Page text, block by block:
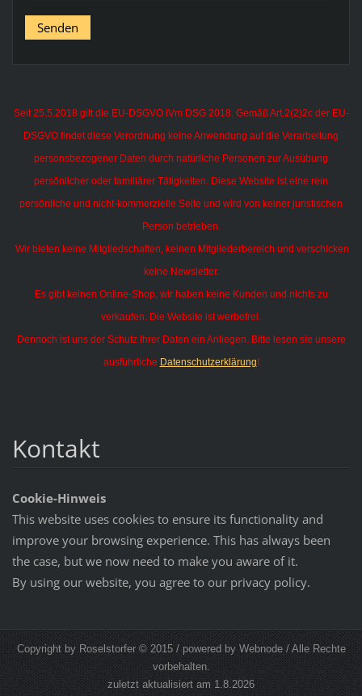
Seit 25.5.2018 gilt die EU-DSGVO iVm DSG 2018. Gemäß Art.2(2)2c der EU-
DSGVO findet diese Verordnung keine Anwendung auf die Verarbeitung
personsbezogener Daten durch natürliche Personen zur Ausübung
persönlicher oder familiärer Tätigkeiten. Diese Website ist eine rein
persönliche und nicht-kommerzielle Seite und wird von keiner juristischen
Person betrieben.
Wir bieten keine Mitgliedschaften, keinen Mitgliederbereich und verschicken
keine Newsletter.
Es gibt keinen Online-Shop, wir haben keine Kunden und nichts zu
verkaufen. Die Website ist werbefrei.
Dennoch ist uns der Schutz ihrer Daten ein Anliegen. Bitte lesen sie unsere
ausführliche Datenschutzerklärung!
Kontakt
Cookie-Hinweis
This website uses cookies to ensure its functionality and
improve your browsing experience. This has always been
the case, but we now need to make you aware of it.
By using our website, you agree to our privacy policy.
Copyright by Roselstorfer © 2015 / powered by Webnode / Alle Rechte
vorbehalten.
zuletzt aktualisiert am 1.8.2026